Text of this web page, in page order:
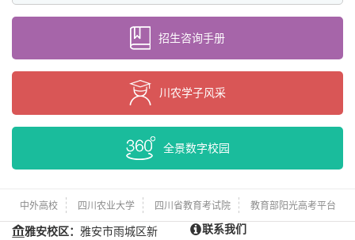
招生咨询手册
川农学子风采
全景数字校园
中外高校 四川农业大学 四川省教育考试院 教育部阳光高考平台
雅安校区： 雅安市雨城区新
联系我们